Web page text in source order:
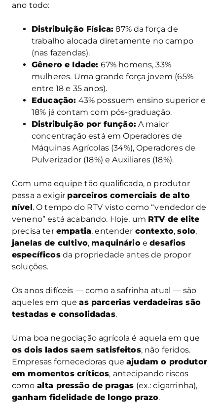
ano todo:
Distribuição Física: 87% da força de
trabalho alocada diretamente no campo
(nas fazendas).
Gênero e Idade: 67% homens, 33%
mulheres. Uma grande força jovem (65%
entre 18 e 35 anos).
Educação: 43% possuem ensino superior e
18% já contam com pós-graduação.
Distribuição por função: A maior
concentração está em Operadores de
Máquinas Agrícolas (34%), Operadores de
Pulverizador (18%) e Auxiliares (18%).
Com uma equipe tão qualificada, o produtor
passa a exigir parceiros comerciais de alto
nível. O tempo do RTV visto como “vendedor de
veneno” está acabando. Hoje, um RTV de elite
precisa ter empatia, entender contexto,solo,
janelas de cultivo, maquinárioedesafios
específicosda propriedade antes de propor
soluções.
Os anos difíceis — como a safrinha atual — são
aqueles em queas parcerias verdadeiras são
testadas e consolidadas.
Uma boa negociação agrícola é aquela em que
os dois lados saem satisfeitos, não feridos.
Empresas fornecedoras queajudam o produtor
em momentos críticos, antecipando riscos
como alta pressão de pragas (ex.: cigarrinha),
ganham fidelidade de longo prazo.